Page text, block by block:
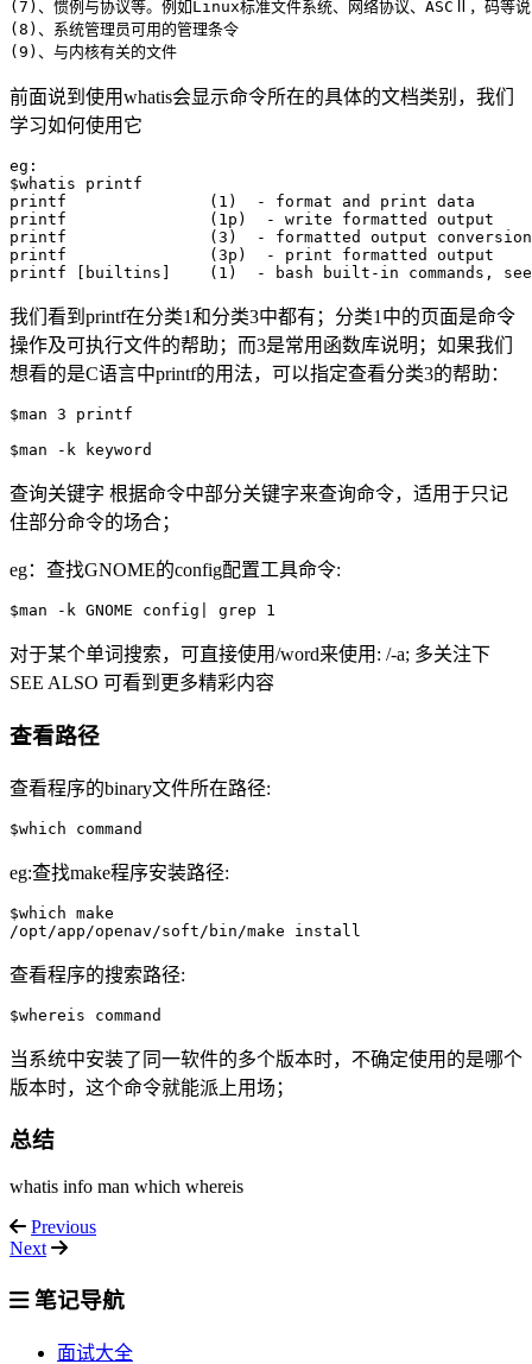
(7)、惯例与协议等。例如Linux标准文件系统、网络协议、ASCⅡ，码等
(8)、系统管理员可用的管理条令
前面说到使用whatis会显示命令所在的具体的文档类别，我们
学习如何使用它
eg:
$whatis printf
printf               (1)  - format and print data
printf               (1p)  - write formatted output
printf               (3)  - formatted output conversion
printf               (3p)  - print formatted output
我们看到printf在分类1和分类3中都有；分类1中的页面是命令
操作及可执行文件的帮助；而3是常用函数库说明；如果我们
想看的是C语言中printf的用法，可以指定查看分类3的帮助：
$man 3 printf
查询关键字 根据命令中部分关键字来查询命令，适用于只记
住部分命令的场合；
eg：查找GNOME的config配置工具命令:
对于某个单词搜索，可直接使用/word来使用: /-a; 多关注下
SEE ALSO 可看到更多精彩内容
查看路径
查看程序的binary文件所在路径:
eg:查找make程序安装路径:
$which make
查看程序的搜索路径:
当系统中安装了同一软件的多个版本时，不确定使用的是哪个
版本时，这个命令就能派上用场；
总结
whatis info man which whereis
Previous
Next
笔记导航
面试大全